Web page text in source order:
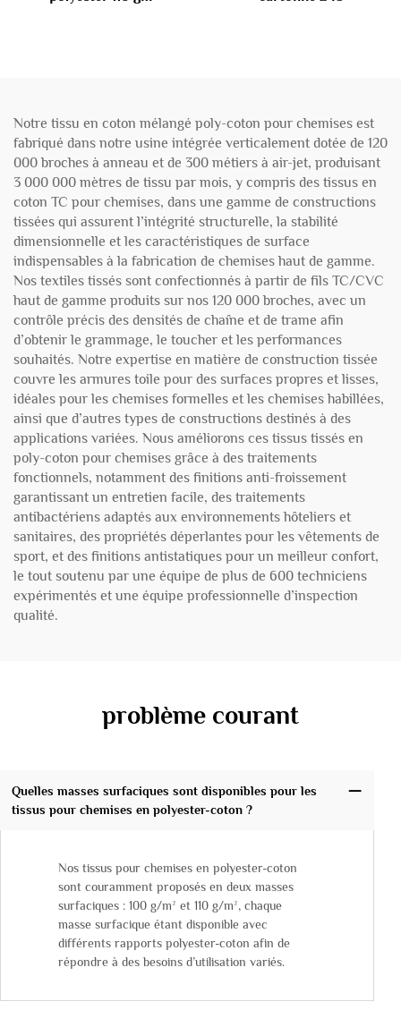
Notre tissu en coton mélangé poly-coton pour chemises est
fabriqué dans notre usine intégrée verticalement dotée de 120
000 broches à anneau et de 300 métiers à air-jet, produisant
3 000 000 mètres de tissu par mois, y compris des tissus en
coton TC pour chemises, dans une gamme de constructions
tissées qui assurent l’intégrité structurelle, la stabilité
dimensionnelle et les caractéristiques de surface
indispensables à la fabrication de chemises haut de gamme.
Nos textiles tissés sont confectionnés à partir de fils TC/CVC
haut de gamme produits sur nos 120 000 broches, avec un
contrôle précis des densités de chaîne et de trame afin
d’obtenir le grammage, le toucher et les performances
souhaités. Notre expertise en matière de construction tissée
couvre les armures toile pour des surfaces propres et lisses,
idéales pour les chemises formelles et les chemises habillées,
ainsi que d’autres types de constructions destinés à des
applications variées. Nous améliorons ces tissus tissés en
poly-coton pour chemises grâce à des traitements
fonctionnels, notamment des finitions anti-froissement
garantissant un entretien facile, des traitements
antibactériens adaptés aux environnements hôteliers et
sanitaires, des propriétés déperlantes pour les vêtements de
sport, et des finitions antistatiques pour un meilleur confort,
le tout soutenu par une équipe de plus de 600 techniciens
expérimentés et une équipe professionnelle d’inspection
qualité.
problème courant
Quelles masses surfaciques sont disponibles pour les
tissus pour chemises en polyester-coton ?
Nos tissus pour chemises en polyester-coton
sont couramment proposés en deux masses
surfaciques : 100 g/m² et 110 g/m², chaque
masse surfacique étant disponible avec
différents rapports polyester-coton afin de
répondre à des besoins d’utilisation variés.